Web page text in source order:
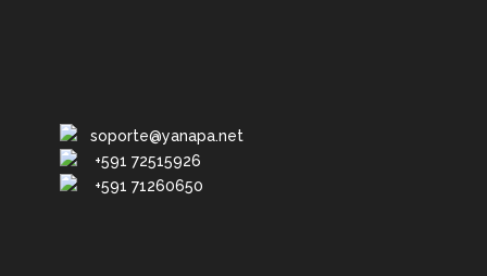
soporte@yanapa.net
+591 72515926
+591 71260650